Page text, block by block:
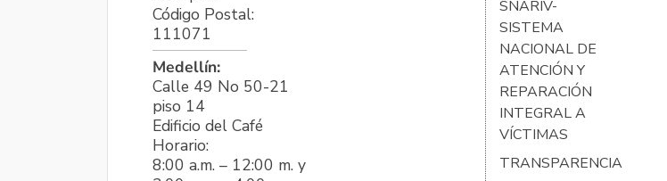
Código Postal:
111071
Medellín:
Calle 49 No 50-21
piso 14
Edificio del Café
Horario:
8:00 a.m. – 12:00 m. y
SNARIV-
SISTEMA
NACIONAL DE
ATENCIÓN Y
REPARACIÓN
INTEGRAL A
VÍCTIMAS
TRANSPARENCIA